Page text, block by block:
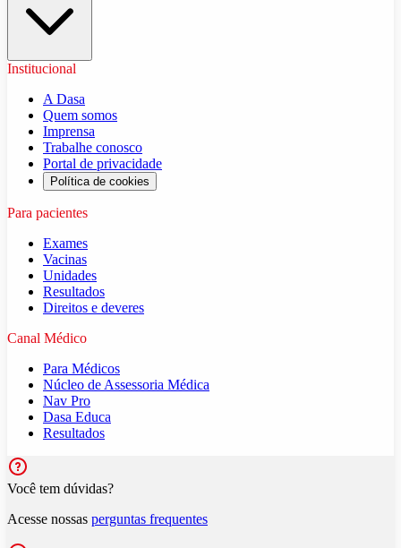
Institucional
A Dasa
Quem somos
Imprensa
Trabalhe conosco
Portal de privacidade
Política de cookies
Para pacientes
Exames
Vacinas
Unidades
Resultados
Direitos e deveres
Canal Médico
Para Médicos
Núcleo de Assessoria Médica
Nav Pro
Dasa Educa
Resultados
Você tem dúvidas?
Acesse nossas perguntas frequentes